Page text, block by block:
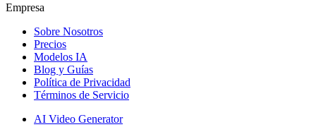
Empresa
Sobre Nosotros
Precios
Modelos IA
Blog y Guías
Política de Privacidad
Términos de Servicio
AI Video Generator